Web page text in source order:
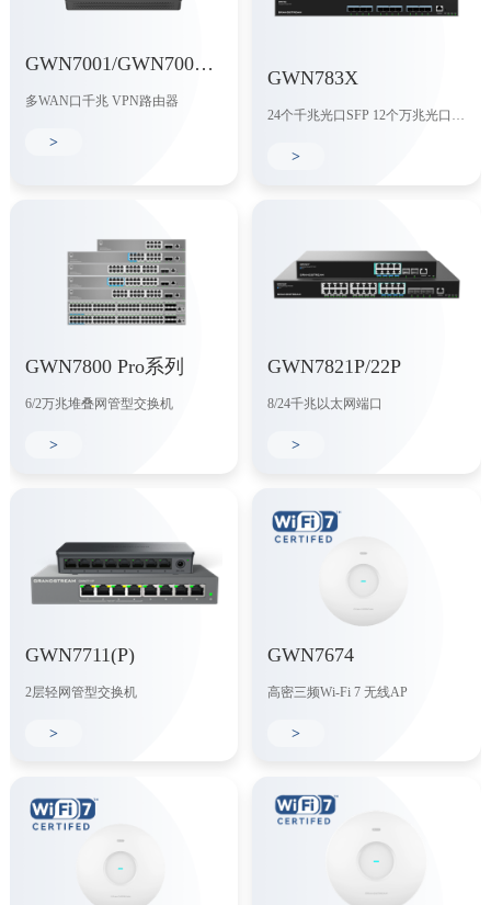
GWN7001/GWN7002/GWN7003
多WAN口千兆 VPN路由器
>
GWN783X
24个千兆光口SFP 12个万兆光口SFP+
>
GWN7800 Pro系列
6/2万兆堆叠网管型交换机
>
GWN7821P/22P
8/24千兆以太网端口
>
GWN7711(P)
2层轻网管型交换机
>
GWN7674
高密三频Wi-Fi 7 无线AP
>